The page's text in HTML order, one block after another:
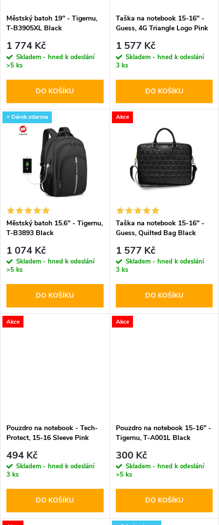
p
r
o
d
u
s
p
r
o
d
ů
Městský batoh 19'' - Tigernu,
T-B3905XL Black
1 774 Kč
Skladem - hned k odeslání
>5 ks
DO KOŠÍKU
Taška na notebook 15-16" -
Guess, 4G Triangle Logo Pink
1 577 Kč
Skladem - hned k odeslání
3 ks
DO KOŠÍKU
+ Dárek zdarma
Městský batoh 15.6'' - Tigernu,
T-B3893 Black
1 074 Kč
Skladem - hned k odeslání
>5 ks
DO KOŠÍKU
Akce
Taška na notebook 15-16" -
Guess, Quilted Bag Black
1 577 Kč
Skladem - hned k odeslání
3 ks
DO KOŠÍKU
Akce
Pouzdro na notebook - Tech-
Protect, 15-16 Sleeve Pink
494 Kč
Skladem - hned k odeslání
3 ks
DO KOŠÍKU
Akce
Pouzdro na notebook 15-16'' -
Tigernu, T-A001L Black
300 Kč
Skladem - hned k odeslání
>5 ks
DO KOŠÍKU